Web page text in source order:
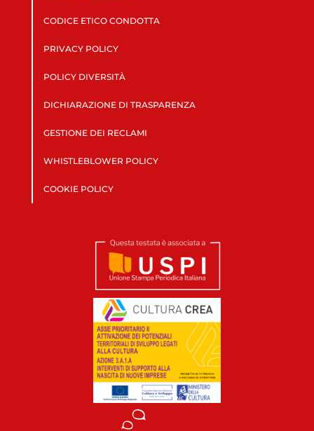
CODICE ETICO CONDOTTA
PRIVACY POLICY
POLICY DIVERSITÀ
DICHIARAZIONE DI TRASPARENZA
GESTIONE DEI RECLAMI
WHISTLEBLOWER POLICY
COOKIE POLICY